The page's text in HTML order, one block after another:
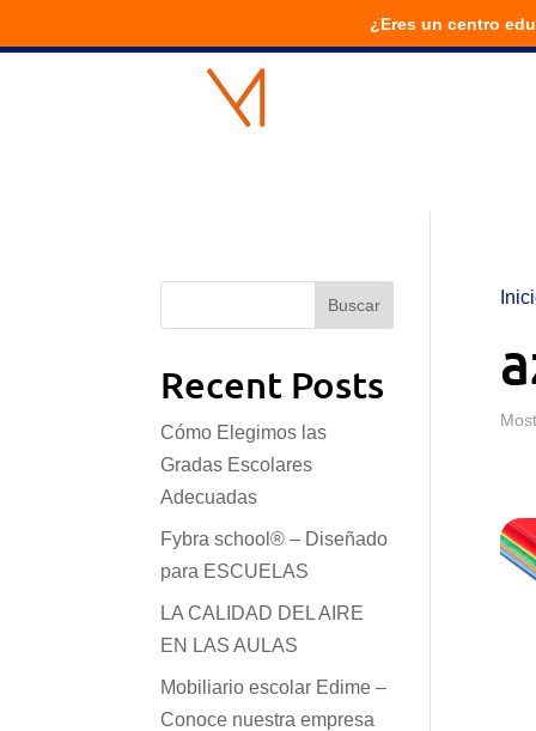
¿Eres un centro
Buscar
Recent Posts
Cómo Elegimos las
Gradas Escolares
Adecuadas
Fybra school® – Diseñado
para ESCUELAS
LA CALIDAD DEL AIRE
EN LAS AULAS
Mobiliario escolar Edime –
Conoce nuestra empresa